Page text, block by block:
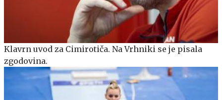
Klavrn uvod za Cimirotiča. Na Vrhniki se je pisala
zgodovina.